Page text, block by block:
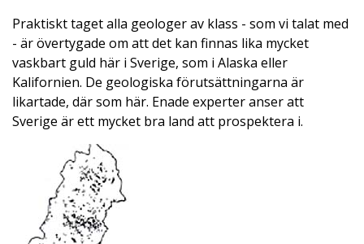
Praktiskt taget alla geologer av klass - som vi talat med
- är övertygade om att det kan finnas lika mycket
vaskbart guld här i Sverige, som i Alaska eller
Kalifornien. De geologiska förutsättningarna är
likartade, där som här. Enade experter anser att
Sverige är ett mycket bra land att prospektera i.